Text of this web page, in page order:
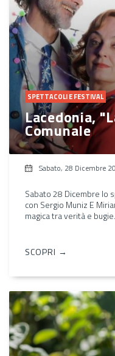
SPETTACOLI E FESTIVAL
Lacedonia,
Comunale
Sabato, 28 Dicembre
Sabato 28 Dicembre lo
con Sergio Muniz E
magica tra verità e
SCOPRI →